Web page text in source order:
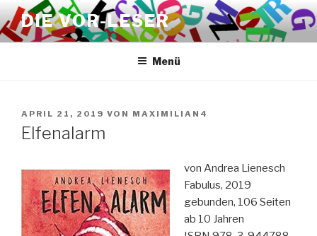
Zum
Inhalt
springen
DIE VOR-LESER
Menü
VERÖFFENTLICHT
AM
APRIL 21, 2019 VON MAXIMILIAN4
Elfenalarm
von Andrea Lienesch
Fabulus, 2019
gebunden, 106 Seiten
ab 10 Jahren